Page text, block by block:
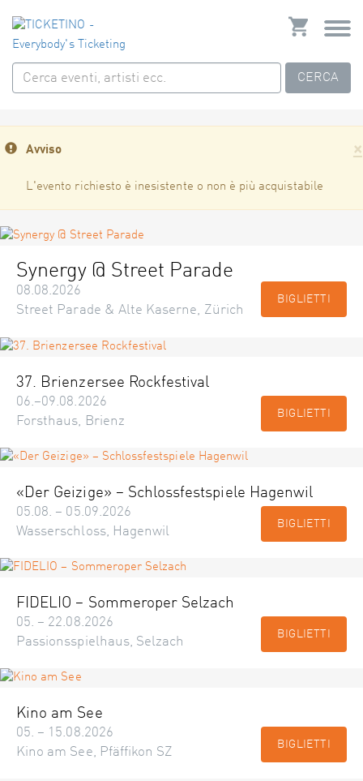
CERCA
×
Avviso
L'evento richiesto è inesistente o non è più acquistabile
Synergy @ Street Parade
08.08.2026
Street Parade & Alte Kaserne, Zürich
BIGLIETTI
37. Brienzersee Rockfestival
06.–09.08.2026
Forsthaus, Brienz
BIGLIETTI
«Der Geizige» – Schlossfestspiele Hagenwil
05.08. – 05.09.2026
Wasserschloss, Hagenwil
BIGLIETTI
FIDELIO – Sommeroper Selzach
05. – 22.08.2026
Passionsspielhaus, Selzach
BIGLIETTI
Kino am See
05. – 15.08.2026
Kino am See, Pfäffikon SZ
BIGLIETTI